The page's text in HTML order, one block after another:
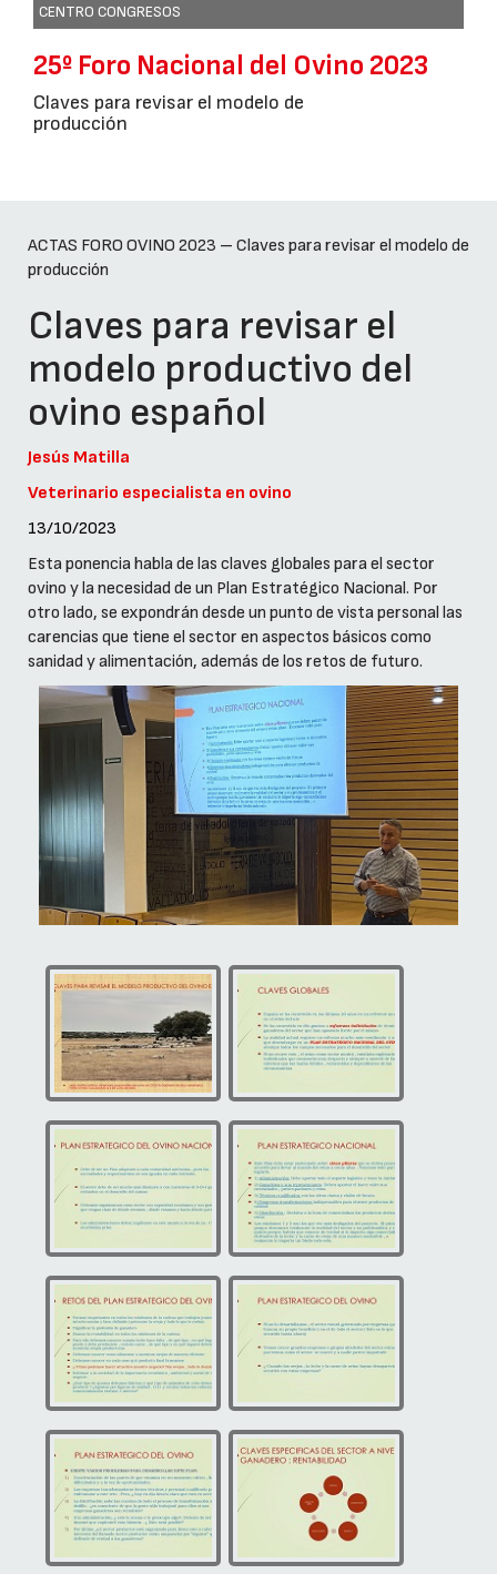
CENTRO CONGRESOS
25º Foro Nacional del Ovino 2023
Claves para revisar el modelo de
producción
ACTAS FORO OVINO 2023 – Claves para revisar el modelo de
producción
Claves para revisar el
modelo productivo del
ovino español
Jesús Matilla
Veterinario especialista en ovino
13/10/2023
Esta ponencia habla de las claves globales para el sector
ovino y la necesidad de un Plan Estratégico Nacional. Por
otro lado, se expondrán desde un punto de vista personal las
carencias que tiene el sector en aspectos básicos como
sanidad y alimentación, además de los retos de futuro.